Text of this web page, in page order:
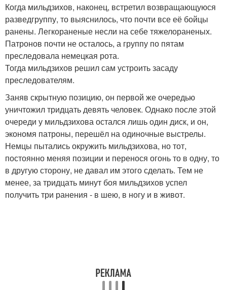
Когда мильдзихов, наконец, встретил возвращающуюся
разведгруппу, то выяснилось, что почти все её бойцы
ранены. Легкораненые несли на себе тяжелораненых.
Патронов почти не осталось, а группу по пятам
преследовала немецкая рота.
Тогда мильдзихов решил сам устроить засаду
преследователям.
Заняв скрытную позицию, он первой же очередью
уничтожил тридцать девять человек. Однако после этой
очереди у мильдзихова остался лишь один диск, и он,
экономя патроны, перешёл на одиночные выстрелы.
Немцы пытались окружить мильдзихова, но тот,
постоянно меняя позиции и перенося огонь то в одну, то
в другую сторону, не давал им этого сделать. Тем не
менее, за тридцать минут боя мильдзихов успел
получить три ранения - в шею, в ногу и в живот.